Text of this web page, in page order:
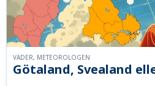
Götaland, Svealand
VÄDER, METEOROLOGEN